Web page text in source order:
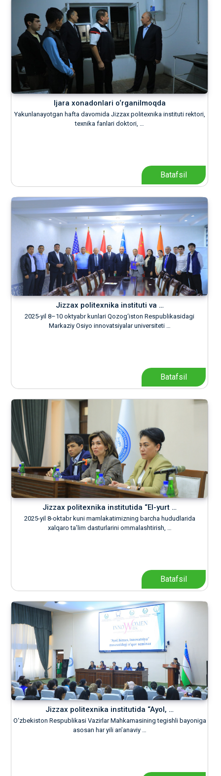
Ijara xonadonlari o‘rganilmoqda
Yakunlanayotgan hafta davomida Jizzax politexnika instituti rektori,
texnika fanlari doktori, …
Batafsil
Jizzax politexnika instituti va …
2025-yil 8–10 oktyabr kunlari Qozog‘iston Respublikasidagi
Markaziy Osiyo innovatsiyalar universiteti …
Batafsil
Jizzax politexnika institutida “El-yurt …
2025-yil 8-oktabr kuni mamlakatimizning barcha hududlarida
xalqaro taʼlim dasturlarini ommalashtirish, …
Batafsil
Jizzax politexnika institutida “Ayol, …
O‘zbekiston Respublikasi Vazirlar Mahkamasining tegishli bayoniga
asosan har yili an’anaviy …